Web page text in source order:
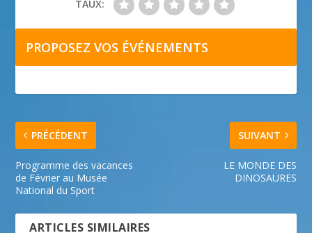
TAUX:
PROPOSEZ VOS ÉVÉNEMENTS
PRÉCÉDENT
Programme des vacances
de Février au Musée
National du Sport
SUIVANT
LE MONDE DES
DINOSAURES
ARTICLES SIMILAIRES